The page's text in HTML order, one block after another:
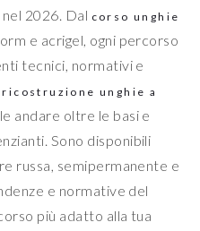
2026. Dal corso unghie
e acrigel, ogni percorso
tecnici, normativi e
unghie a
andare oltre le basi e
Sono disponibili
russa, semipermanente e
e normative del
più adatto alla tua